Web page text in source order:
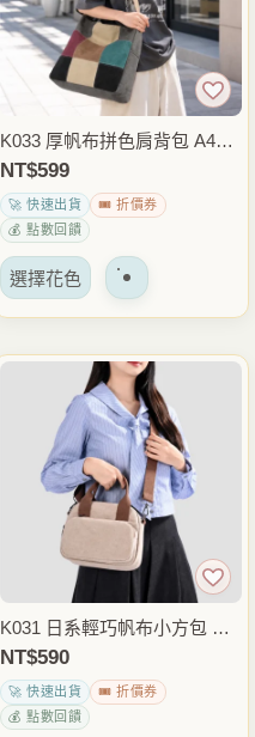
可
以
在
產
頁
上
擇
K033 厚帆布拼色肩背包 A4大
容量學生書包 大學生側背包
通勤休閒包
NT$599
🚀 快速出貨
🎟️ 折價券
💰 點數回饋
選擇花色 該
有
多
種
變
體。
可
以
在
頁
上
K031 日系輕巧帆布小方包 可
手提斜背包 多隔層收納包 迷
你外出包 隨身小包
NT$590
🚀 快速出貨
🎟️ 折價券
💰 點數回饋